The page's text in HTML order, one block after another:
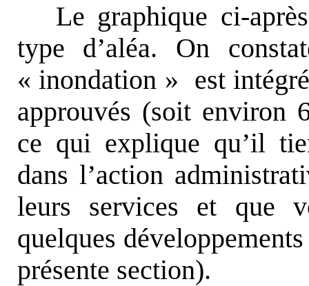
Le graphique ci-
type d’aléa. On
« inondation » est
approuvés (soit environ
ce qui explique qu’il
dans l’action
leurs services et que
quelques
présente section).